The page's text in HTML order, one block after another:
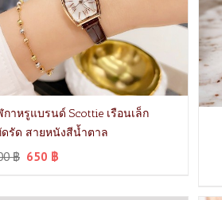
าหรูแบรนด์ Scottie เรือนเล็ก
ดรัด สายหนังสีน้ำตาล
฿ 650 ฿